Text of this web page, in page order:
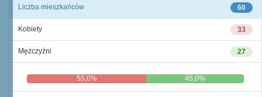
60
Liczba mieszkańców
33
Kobiety
27
Mężczyźni
55,0% 45,0%